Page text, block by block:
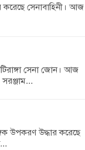
করেছে সেনাবাহিনী। আজ
সেনা জোন। আজ
উপকরণ উদ্ধার করেছে